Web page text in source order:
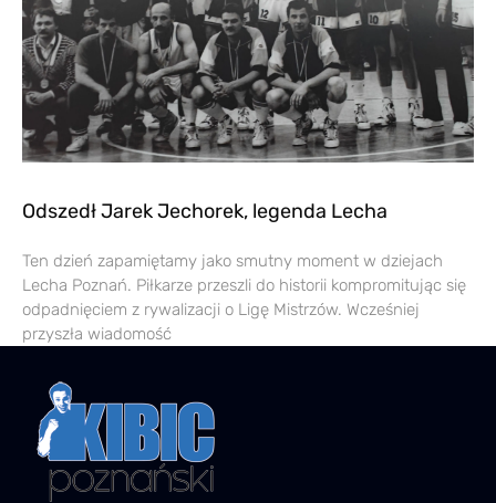
Odszedł Jarek Jechorek, legenda Lecha
Ten dzień zapamiętamy jako smutny moment w dziejach
Lecha Poznań. Piłkarze przeszli do historii kompromitując się
odpadnięciem z rywalizacji o Ligę Mistrzów. Wcześniej
przyszła wiadomość